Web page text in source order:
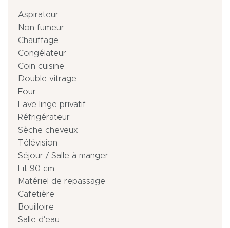
Aspirateur
Non fumeur
Chauffage
Congélateur
Coin cuisine
Double vitrage
Four
Lave linge privatif
Réfrigérateur
Sèche cheveux
Télévision
Séjour / Salle à manger
Lit 90 cm
Matériel de repassage
Cafetière
Bouilloire
Salle d'eau